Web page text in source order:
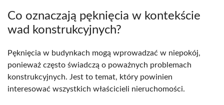
Co oznaczają pęknięcia w kontekście
wad konstrukcyjnych?
Pęknięcia w budynkach mogą wprowadzać w niepokój,
ponieważ często świadczą o poważnych problemach
konstrukcyjnych. Jest to temat, który powinien
interesować wszystkich właścicieli nieruchomości.